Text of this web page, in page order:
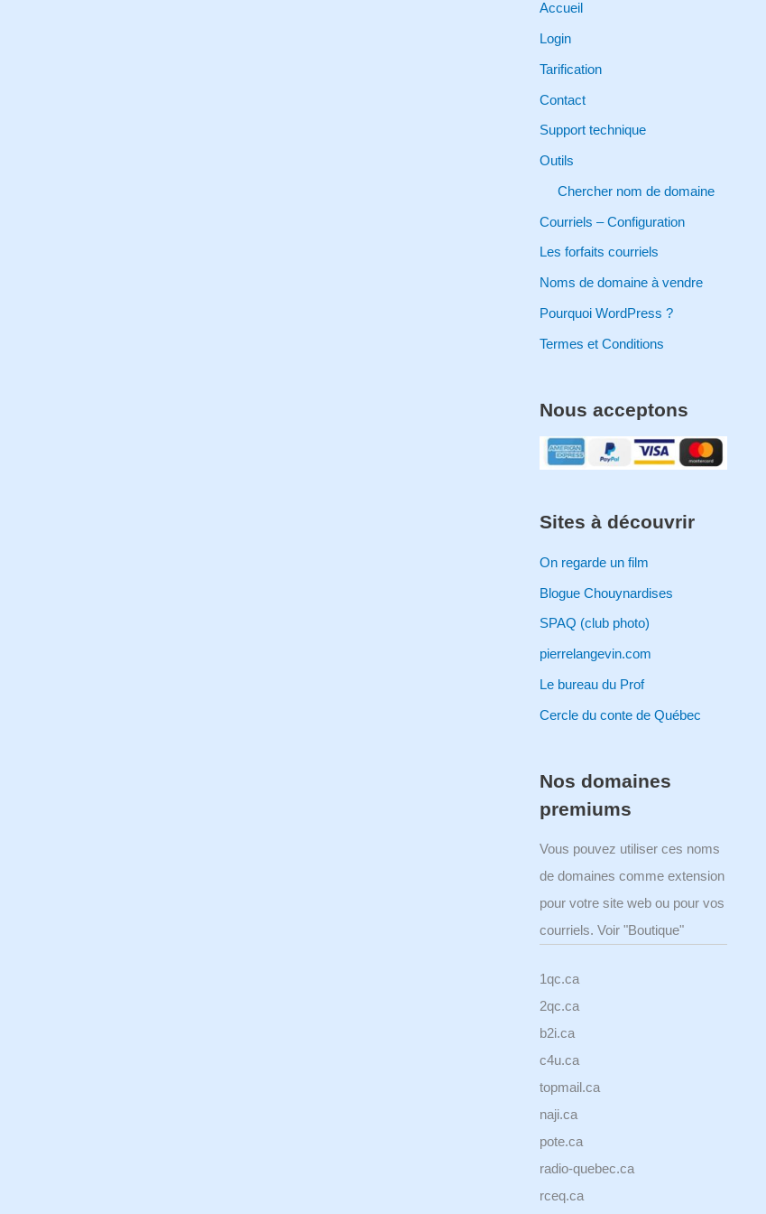
r
c
h
:
Accueil
Login
Tarification
Contact
Support technique
Outils
Chercher nom de domaine
Courriels – Configuration
Les forfaits courriels
Noms de domaine à vendre
Pourquoi WordPress ?
Termes et Conditions
Nous acceptons
Sites à découvrir
On regarde un film
Blogue Chouynardises
SPAQ (club photo)
pierrelangevin.com
Le bureau du Prof
Cercle du conte de Québec
Nos domaines
premiums
Vous pouvez utiliser ces noms
de domaines comme extension
pour votre site web ou pour vos
courriels. Voir "Boutique"
1qc.ca
2qc.ca
b2i.ca
c4u.ca
topmail.ca
naji.ca
pote.ca
radio-quebec.ca
rceq.ca